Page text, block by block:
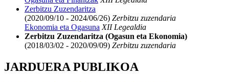
Zerbitzu Zuzendaritza
(2020/09/10 - 2024/06/26) Zerbitzu zuzendaria
Ekonomia eta Ogasuna XII Legealdia
Zerbitzu Zuzendaritza (Ogasun eta Ekonomia)
(2018/03/02 - 2020/09/09) Zerbitzu zuzendaria
JARDUERA PUBLIKOA